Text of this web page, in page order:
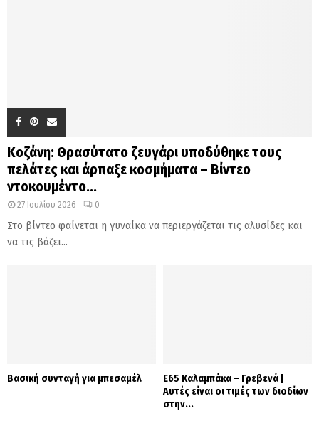
Κοζάνη: Θρασύτατο ζευγάρι υποδύθηκε τους
πελάτες και άρπαξε κοσμήματα – Βίντεο
ντοκουμέντο...
27 Ιουλίου 2026 0
Στο βίντεο φαίνεται η γυναίκα να περιεργάζεται τις αλυσίδες και
να τις βάζει...
Βασική συνταγή για μπεσαμέλ
Ε65 Καλαμπάκα – Γρεβενά |
Αυτές είναι οι τιμές των διοδίων
στην...